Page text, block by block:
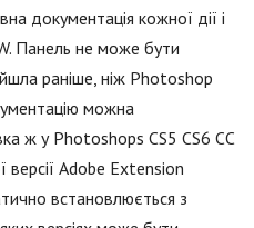
документація кожної дії і
Панель не може бути
раніше, ніж Photoshop
можна
ж у Photoshops CS5 CS6 CC
версії Adobe Extension
встановлюється з